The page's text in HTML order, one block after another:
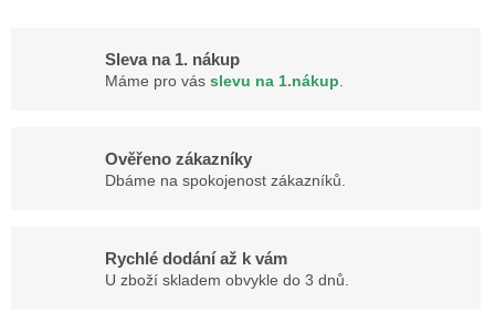
Sleva na 1. nákup
Máme pro vás slevu na 1.nákup
Ověřeno zákazníky
Dbáme na spokojenost zákazníků.
Rychlé dodání až k vám
U zboží skladem obvykle do 3 dnů.